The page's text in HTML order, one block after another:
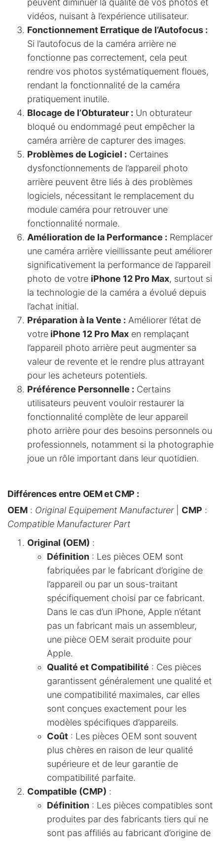
peuvent diminuer la qualité de vos photos et
vidéos, nuisant à l’expérience utilisateur.
Fonctionnement Erratique de l’Autofocus :
Si l’autofocus de la caméra arrière ne
fonctionne pas correctement, cela peut
rendre vos photos systématiquement floues,
rendant la fonctionnalité de la caméra
pratiquement inutile.
Blocage de l’Obturateur : Un obturateur
bloqué ou endommagé peut empêcher la
caméra arrière de capturer des images.
Problèmes de Logiciel : Certaines
dysfonctionnements de l’appareil photo
arrière peuvent être liés à des problèmes
logiciels, nécessitant le remplacement du
module caméra pour retrouver une
fonctionnalité normale.
Amélioration de la Performance : Remplacer
une caméra arrière vieillissante peut améliorer
significativement la performance de l’appareil
photo de votre iPhone 12 Pro Max, surtout si
la technologie de la caméra a évolué depuis
l’achat initial.
Préparation à la Vente : Améliorer l’état de
votre iPhone 12 Pro Max en remplaçant
l’appareil photo arrière peut augmenter sa
valeur de revente et le rendre plus attrayant
pour les acheteurs potentiels.
Préférence Personnelle : Certains
utilisateurs peuvent vouloir restaurer la
fonctionnalité complète de leur appareil
photo arrière pour des besoins personnels ou
professionnels, notamment si la photographie
joue un rôle important dans leur quotidien.
Différences entre OEM et CMP :
OEM : Original Equipement Manufacturer| CMP :
Compatible Manufacturer Part
Original (OEM) :
Définition : Les pièces OEM sont
fabriquées par le fabricant d’origine de
l’appareil ou par un sous-traitant
spécifiquement choisi par ce fabricant.
Dans le cas d’un iPhone, Apple n’étant
pas un fabricant mais un assembleur,
une pièce OEM serait produite pour
Apple.
Qualité et Compatibilité : Ces pièces
garantissent généralement une qualité et
une compatibilité maximales, car elles
sont conçues exactement pour les
modèles spécifiques d’appareils.
Coût : Les pièces OEM sont souvent
plus chères en raison de leur qualité
supérieure et de leur garantie de
compatibilité parfaite.
Compatible (CMP) :
Définition : Les pièces compatibles sont
produites par des fabricants tiers qui ne
sont pas affiliés au fabricant d’origine de